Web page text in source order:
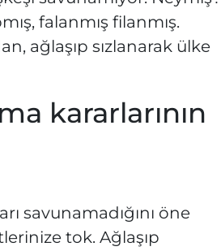
falanmış filanmış.
ağlaşıp sızlanarak ülke
kararlarının
savunamadığını öne
tok. Ağlaşıp